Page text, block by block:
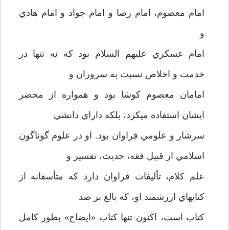
امام معصوم، امام رضا و امام جواد و امام هادي
و
امام عسكري عليهم السلام بود كه نه تنها در
خدمت و اخلاص نسبت به سروران و
امامان معصوم كوشا بود و همواره از محضر
ايشان استفاده مي­كرد، بلكه داراي دانشي
سرشار و علومي فراوان بود. او در علوم گوناگون
اسلامي از قبيل فقه، حديث، تفسير و
علم كلام، تأليفات فراوان دارد كه متأسفانه از
كتابهاي ارزشمند او، كه بالغ بر صد
كتاب است، اكنون تنها كتاب «ايضاح» بطور كامل